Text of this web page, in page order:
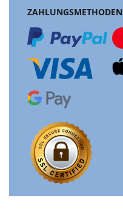
ZAHLUNGSMETHODEN